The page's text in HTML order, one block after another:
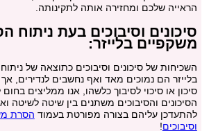
הראייה שלכם ומחזירה אותה לתקינותה.
סיכונים וסיבוכים בעת ניתוח
משקפיים בלייזר:
השכיחות של סיכונים וסיבוכים כתוצאה של
בלייזר הם נמוכים מאד ואף נחשבים לנדירים,
סיכון או סיכוי לסיבוך כלשהו, אנו ממליצים
הסיכונים והסיבוכים משתנים בין שיטה לשיטה
להתעדכן עליהם בצורה מפורטת בעמוד הסרת
וסיבוכים!